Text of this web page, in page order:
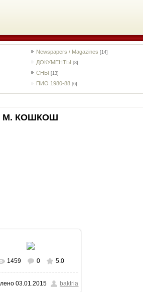
Newspapers / Magazines [14]
ДОКУМЕНТЫ [8]
СНЫ [13]
ПИО 1980-88 [6]
М. КОШКОШ
В реальном размере
1376x974/ 219.0Kb
1459 0 5.0
03.01.2015 baktria